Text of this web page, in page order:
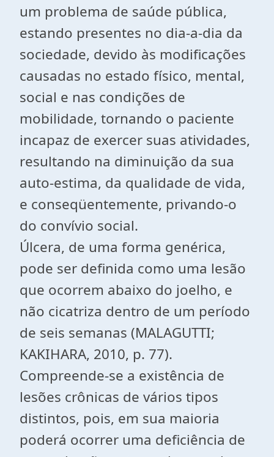
um problema de saúde pública,
estando presentes no dia-a-dia da
sociedade, devido às modificações
causadas no estado físico, mental,
social e nas condições de
mobilidade, tornando o paciente
incapaz de exercer suas atividades,
resultando na diminuição da sua
auto-estima, da qualidade de vida,
e conseqüentemente, privando-o
do convívio social.
Úlcera, de uma forma genérica,
pode ser definida como uma lesão
que ocorrem abaixo do joelho, e
não cicatriza dentro de um período
de seis semanas (MALAGUTTI;
KAKIHARA, 2010, p. 77).
Compreende-se a existência de
lesões crônicas de vários tipos
distintos, pois, em sua maioria
poderá ocorrer uma deficiência de